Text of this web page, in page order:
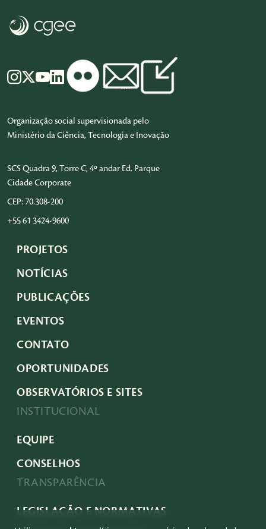
Organização social supervisionada pelo
Ministério da Ciência, Tecnologia e Inovação
SCS Quadra 9, Torre C, 4º andar Ed. Parque
Cidade Corporate
CEP: 70.308-200
+55 61 3424-9600
PROJETOS
NOTÍCIAS
PUBLICAÇÕES
EVENTOS
CONTATO
OPORTUNIDADES
OBSERVATÓRIOS E SITES
INSTITUCIONAL
EQUIPE
CONSELHOS
TRANSPARÊNCIA
LEGISLAÇÃO E NORMATIVAS